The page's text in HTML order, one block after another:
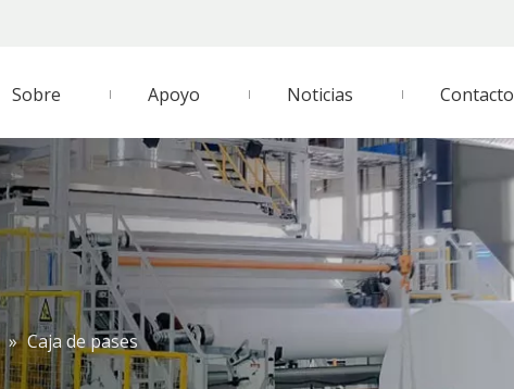
Sobre Apoyo Noticias Contacto
» Caja de pases